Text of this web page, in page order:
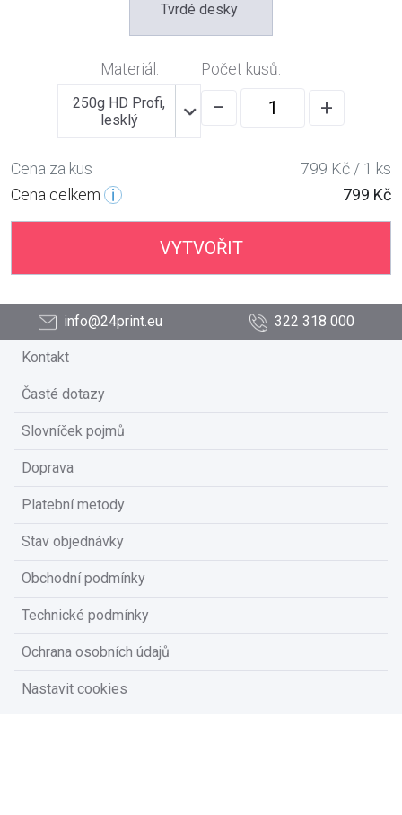
Tvrdé desky
Materiál:
250g HD Profi,
lesklý
Počet kusů:
− +
Cena za kus
799 Kč / 1 ks
Cena celkem
799 Kč
VYTVOŘIT
info@24print.eu 322 318 000
Kontakt
Časté dotazy
Slovníček pojmů
Doprava
Platební metody
Stav objednávky
Obchodní podmínky
Technické podmínky
Ochrana osobních údajů
Nastavit cookies